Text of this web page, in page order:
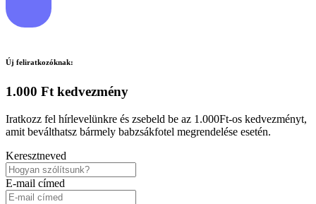
Új feliratkozóknak:
1.000 Ft kedvezmény
Iratkozz fel hírlevelünkre és zsebeld be az 1.000Ft-os kedvezményt,
amit beválthatsz bármely babzsákfotel megrendelése esetén.
Keresztneved
E-mail címed